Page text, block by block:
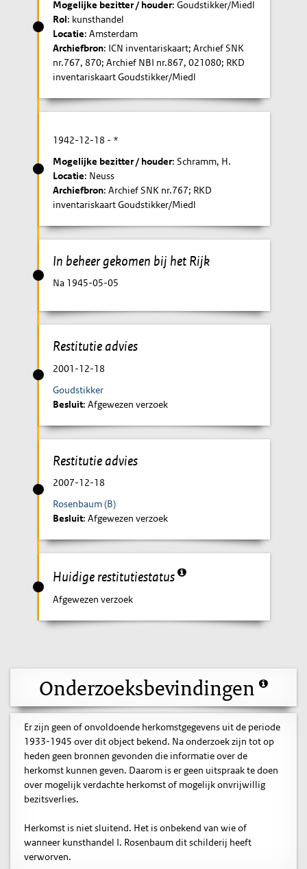
Mogelijke bezitter / houder: Goudstikker/Miedl
Rol: kunsthandel
Locatie: Amsterdam
Archiefbron: ICN inventariskaart; Archief SNK
nr.767, 870; Archief NBI nr.867, 021080; RKD
inventariskaart Goudstikker/Miedl
1942-12-18 - *
Mogelijke bezitter / houder: Schramm, H.
Locatie: Neuss
Archiefbron: Archief SNK nr.767; RKD
inventariskaart Goudstikker/Miedl
In beheer gekomen bij het Rijk
Na 1945-05-05
Restitutie advies
2001-12-18
Goudstikker
Besluit: Afgewezen verzoek
Restitutie advies
2007-12-18
Rosenbaum (B)
Besluit: Afgewezen verzoek
Huidige restitutiestatus
Afgewezen verzoek
Onderzoeksbevindingen
Er zijn geen of onvoldoende herkomstgegevens uit de periode
1933-1945 over dit object bekend. Na onderzoek zijn tot op
heden geen bronnen gevonden die informatie over de
herkomst kunnen geven. Daarom is er geen uitspraak te doen
over mogelijk verdachte herkomst of mogelijk onvrijwillig
bezitsverlies.
Herkomst is niet sluitend. Het is onbekend van wie of
wanneer kunsthandel I. Rosenbaum dit schilderij heeft
verworven.